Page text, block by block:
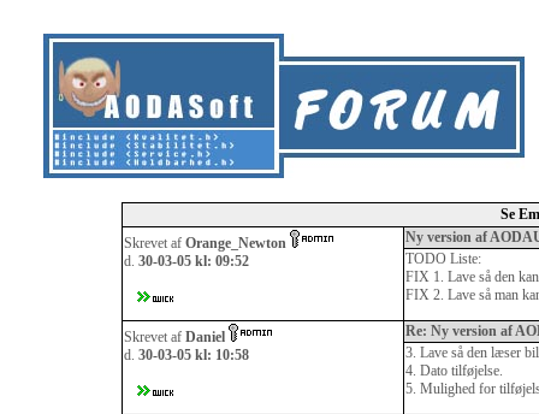
Se
Skrevet af Orange_Newton
d. 30-03-05 kl: 09:52
Ny version af
TODO Liste:
FIX 1. Lave så den
FIX 2. Lave så man
Skrevet af Daniel
d. 30-03-05 kl: 10:58
Re: Ny version af
3. Lave så den læser
4. Dato tilføjelse.
5. Mulighed for